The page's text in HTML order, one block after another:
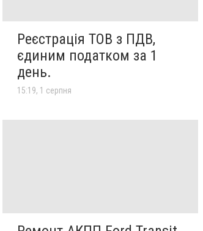
Реєстрація ТОВ з ПДВ,
єдиним податком за 1
день.
15:19, 1 серпня